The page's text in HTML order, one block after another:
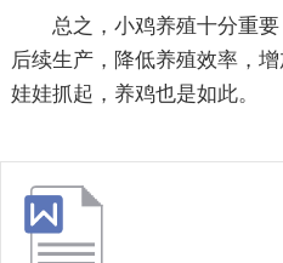
总之，小鸡养殖十分重
后续生产，降低养殖效率，
娃娃抓起，养鸡也是如此。